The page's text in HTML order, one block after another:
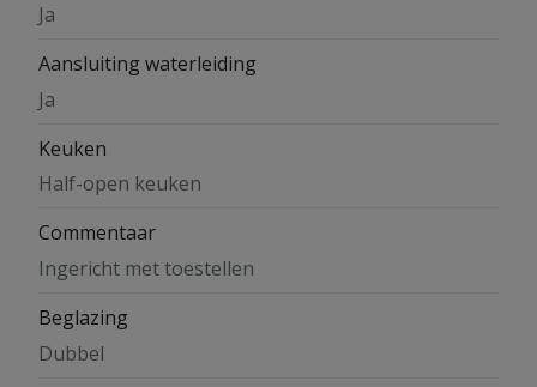
Ja
Aansluiting waterleiding
Ja
Keuken
Half-open keuken
Commentaar
Ingericht met toestellen
Beglazing
Dubbel